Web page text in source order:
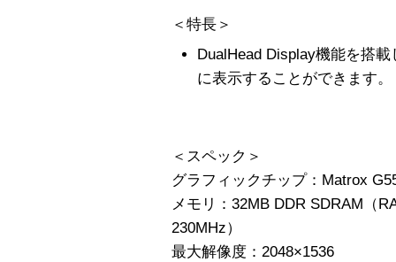
＜特長＞
DualHead Display機能を搭
に表示することができます。
＜スペック＞
グラフィックチップ：Matrox
メモリ：32MB DDR SDRAM（
230MHz）
最大解像度：2048×1536